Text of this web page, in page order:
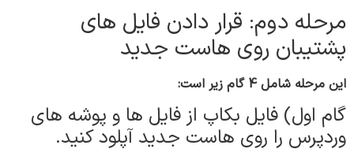
مرحله دوم: قرار دادن فایل های
پشتیبان روی هاست جدید
این مرحله شامل 4 گام زیر است:
گام اول) فایل بکاپ از فایل ها و پوشه های
وردپرس را روی هاست جدید آپلود کنید.